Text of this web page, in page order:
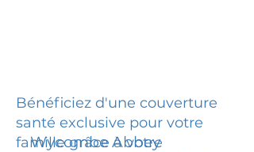
Bénéficiez d'une couverture
santé exclusive pour votre
famille grâce à votre
Wycombe Abbey